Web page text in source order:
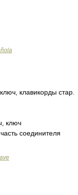
ключ, клавикорды стар.
ключ
соединителя